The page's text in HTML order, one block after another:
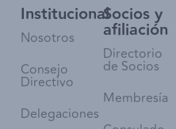
Institucional
Nosotros
Consejo
Directivo
Delegaciones
Socios y
afiliación
Directorio
de Socios
Membresía